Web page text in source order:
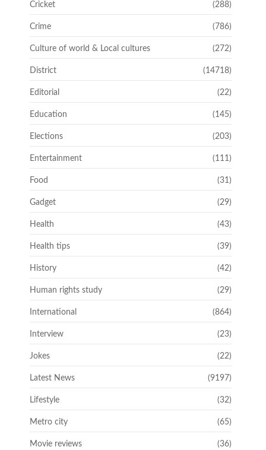
Cricket (288)
Crime (786)
Culture of world & Local cultures (272)
District (14718)
Editorial (22)
Education (145)
Elections (203)
Entertainment (111)
Food (31)
Gadget (29)
Health (43)
Health tips (39)
History (42)
Human rights study (29)
International (864)
Interview (23)
Jokes (22)
Latest News (9197)
Lifestyle (32)
Metro city (65)
Movie reviews (36)